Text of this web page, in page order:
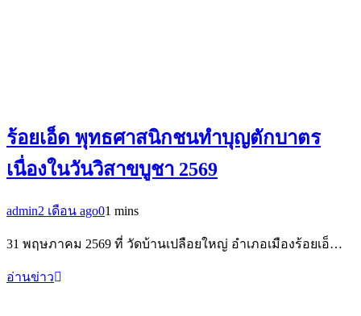
ร้อยเอ็ด พุทธศาสนิกชนทำบุญตักบาตร
เนื่องในวันวิสาขบูชา 2569
admin2 เดือน ago01 mins
31 พฤษภาคม 2569 ที่ วัดบ้านเปลือยใหญ่ อำเภอเมืองร้อยเอ็…
อ่านข่าว